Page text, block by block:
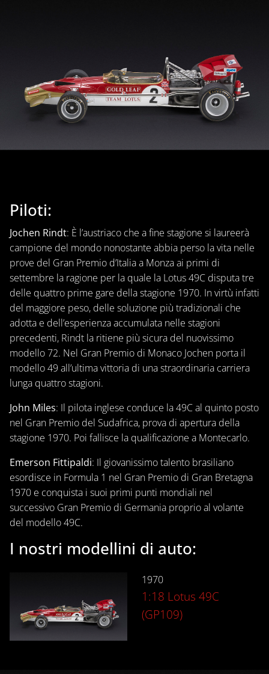
Piloti:
Jochen Rindt: È l’austriaco che a fine stagione si laureerà
campione del mondo nonostante abbia perso la vita nelle
prove del Gran Premio d’Italia a Monza ai primi di
settembre la ragione per la quale la Lotus 49C disputa tre
delle quattro prime gare della stagione 1970. In virtù infatti
del maggiore peso, delle soluzione più tradizionali che
adotta e dell’esperienza accumulata nelle stagioni
precedenti, Rindt la ritiene più sicura del nuovissimo
modello 72. Nel Gran Premio di Monaco Jochen porta il
modello 49 all’ultima vittoria di una straordinaria carriera
lunga quattro stagioni.
John Miles: Il pilota inglese conduce la 49C al quinto posto
nel Gran Premio del Sudafrica, prova di apertura della
stagione 1970. Poi fallisce la qualificazione a Montecarlo.
Emerson Fittipaldi: Il giovanissimo talento brasiliano
esordisce in Formula 1 nel Gran Premio di Gran Bretagna
1970 e conquista i suoi primi punti mondiali nel
successivo Gran Premio di Germania proprio al volante
del modello 49C.
I nostri modellini di auto:
1970
1:18 Lotus 49C
(GP109)